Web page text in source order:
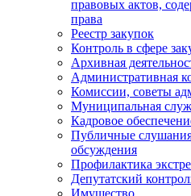
правовых актов,
права
Реестр закупок
Контроль в сфере
Архивная
Административная
Комиссии, советы
Муниципальная
Кадровое
Публичные
обсуждения
Профилактика
Депутатский
Имущество